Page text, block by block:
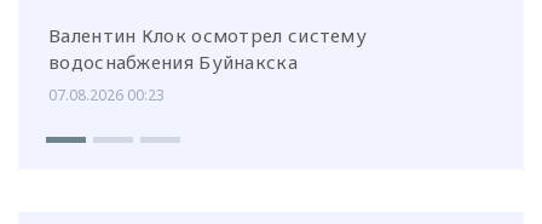
Валентин Клок осмотрел систему
водоснабжения Буйнакска
07.08.2026 00:23